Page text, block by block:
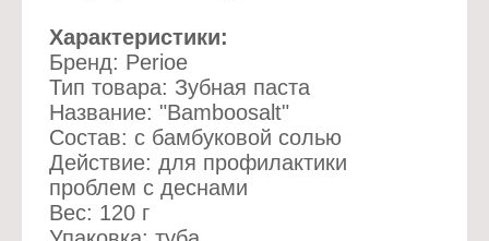
Характеристики:
Бренд: Perioe
Тип товара: Зубная паста
Название: "Bamboosalt"
Состав: с бамбуковой солью
Действие: для профилактики
проблем с деснами
Вес: 120 г